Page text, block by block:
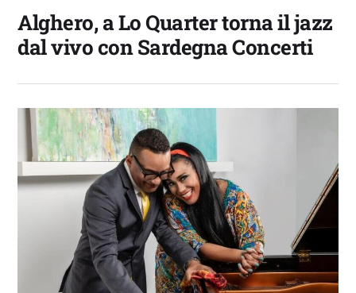
Alghero, a Lo Quarter torna il jazz
dal vivo con Sardegna Concerti